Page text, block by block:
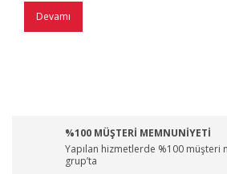
Devamı
%100 MÜŞTERİ MEMNUNİYETİ
Yapılan hizmetlerde %100 müşteri
grup’ta